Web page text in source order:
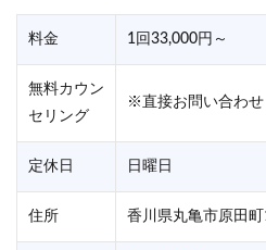
料金 1回33,000円～
無料カウン
セリング
※直接お問い合わせ
定休日 日曜日
住所 香川県丸亀市原田